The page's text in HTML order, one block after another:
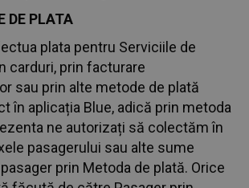
DE PLATA
plata pentru Serviciile de
carduri, prin facturare
sau prin alte metode de plată
în aplicația Blue, adică prin metoda
ne autorizați să colectăm în
pasagerului sau alte sume
prin Metoda de plată. Orice